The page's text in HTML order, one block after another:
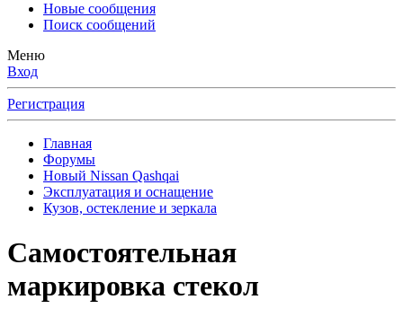
Новые сообщения
Поиск сообщений
Меню
Вход
Регистрация
Главная
Форумы
Новый Nissan Qashqai
Эксплуатация и оснащение
Кузов, остекление и зеркала
Самостоятельная
маркировка стекол